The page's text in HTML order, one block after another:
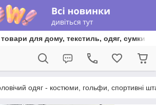
для дому, текстиль, одяг, сумки
одяг - костюми, гольфи, спортивні